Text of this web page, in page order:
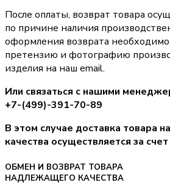
После оплаты, возврат товара
по причине наличия
оформления возврата
претензию и фотографию
изделия на наш email.
Или связаться с нашими
+7-(499)-391-70-89
В этом случае доставка товара
качества осуществляется за
ОБМЕН И ВОЗВРАТ ТОВАРА
НАДЛЕЖАЩЕГО КАЧЕСТВА